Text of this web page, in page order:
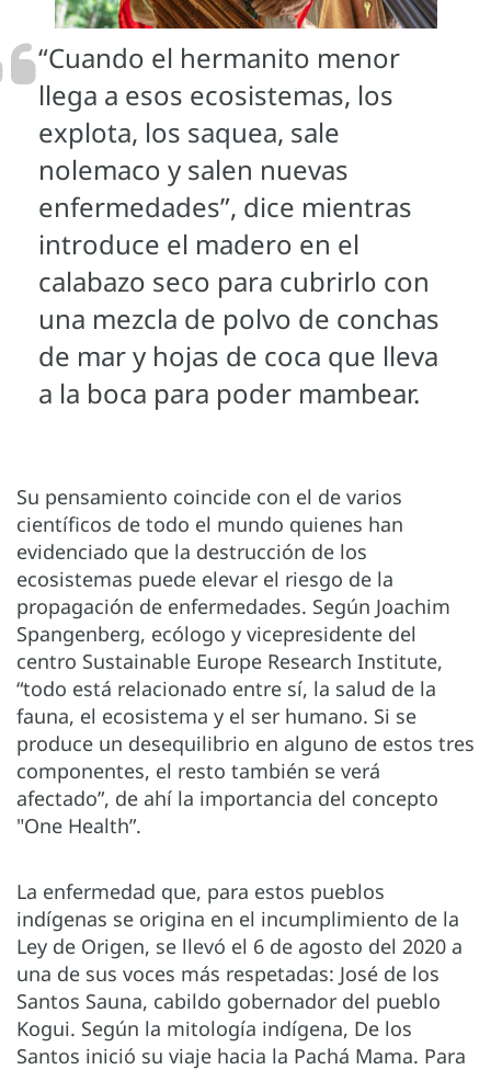
“Cuando el hermanito menor
llega a esos ecosistemas, los
explota, los saquea, sale
nolemaco y salen nuevas
enfermedades”, dice mientras
introduce el madero en el
calabazo seco para cubrirlo con
una mezcla de polvo de conchas
de mar y hojas de coca que lleva
a la boca para poder mambear.
Su pensamiento coincide con el de varios
científicos de todo el mundo quienes han
evidenciado que la destrucción de los
ecosistemas puede elevar el riesgo de la
propagación de enfermedades. Según Joachim
Spangenberg, ecólogo y vicepresidente del
centro Sustainable Europe Research Institute,
“todo está relacionado entre sí, la salud de la
fauna, el ecosistema y el ser humano. Si se
produce un desequilibrio en alguno de estos tres
componentes, el resto también se verá
afectado”, de ahí la importancia del concepto
"One Health”.
La enfermedad que, para estos pueblos
indígenas se origina en el incumplimiento de la
Ley de Origen, se llevó el 6 de agosto del 2020 a
una de sus voces más respetadas: José de los
Santos Sauna, cabildo gobernador del pueblo
Kogui. Según la mitología indígena, De los
Santos inició su viaje hacia la Pachá Mama. Para